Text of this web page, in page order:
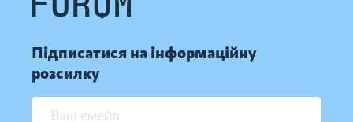
Підписатися на інформаційну
розсилку